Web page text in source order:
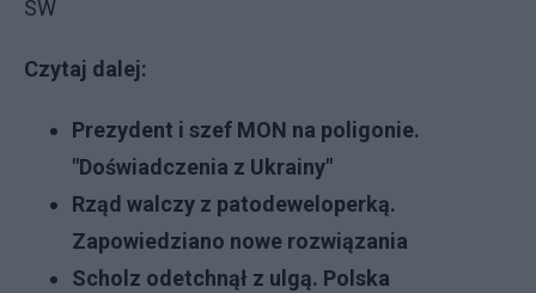
SW
Czytaj dalej:
Prezydent i szef MON na poligonie.
"Doświadczenia z Ukrainy"
Rząd walczy z patodeweloperką.
Zapowiedziano nowe rozwiązania
Scholz odetchnął z ulgą. Polska